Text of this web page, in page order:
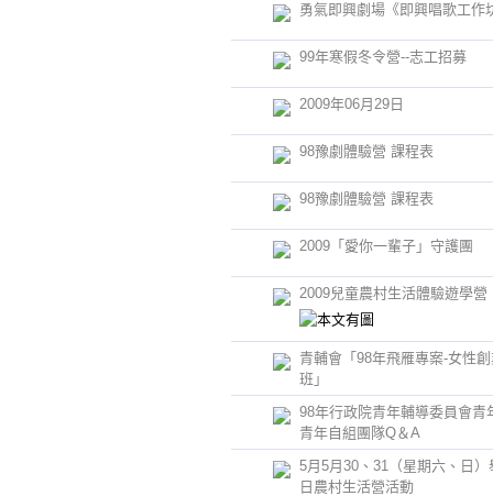
勇氣即興劇場《即興唱歌工作
99年寒假冬令營--志工招募
2009年06月29日
98豫劇體驗營 課程表
98豫劇體驗營 課程表
2009「愛你一輩子」守護團
2009兒童農村生活體驗遊學營
青輔會「98年飛雁專案-女性
班」
98年行政院青年輔導委員會青
青年自組團隊Q＆A
5月5月30、31（星期六、日）
日農村生活營活動